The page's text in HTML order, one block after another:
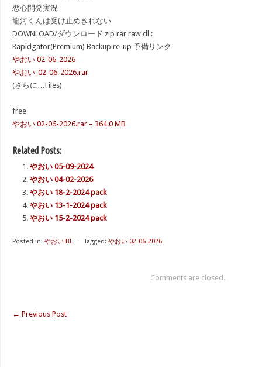
恋心開発実況
龍河くんは受け止めきれない
DOWNLOAD/ダウンロード zip rar raw dl :
Rapidgator(Premium) Backup re-up 予備リンク
やおい 02-06-2026
やおい_02-06-2026.rar
(さらに…Files)
free
やおい 02-06-2026.rar – 364.0 MB
Related Posts:
やおい 05-09-2024
やおい 04-02-2026
やおい 18-2-2024 pack
やおい 13-1-2024 pack
やおい 15-2-2024 pack
Posted in: やおい BL ⋅ Tagged: やおい 02-06-2026
Comments are closed.
← Previous Post